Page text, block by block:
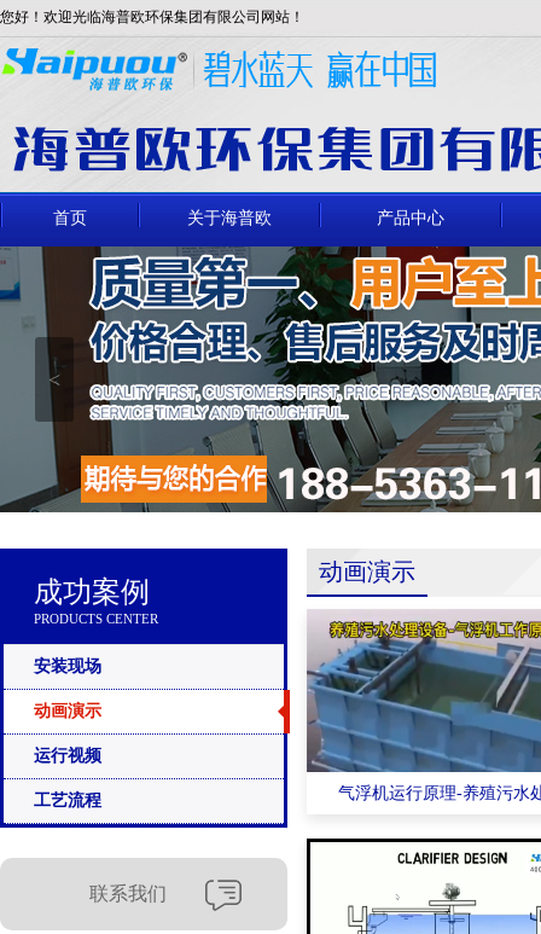
您好！欢迎光临海普欧环保集团有限公司网站！
首页 关于海普欧 产品中心
<
成功案例
PRODUCTS CENTER
安装现场
动画演示
运行视频
工艺流程
联系我们
动画演示
气浮机运行原理-养殖污水